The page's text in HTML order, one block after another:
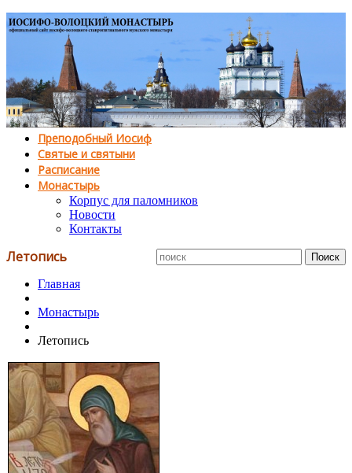
Преподобный Иосиф
Святые и святыни
Расписание
Монастырь
Корпус для паломников
Новости
Контакты
Летопись
Главная
Монастырь
Летопись